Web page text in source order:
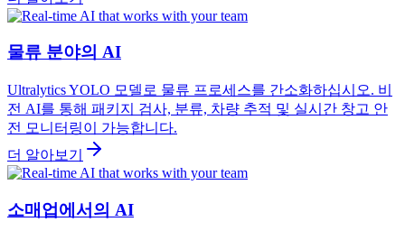
물류 분야의 AI
Ultralytics YOLO 모델로 물류 프로세스를 간소화하십시오. 비
전 AI를 통해 패키지 검사, 분류, 차량 추적 및 실시간 창고 안
전 모니터링이 가능합니다.
더 알아보기
소매업에서의 AI